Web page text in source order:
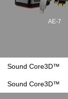
AE-7
Sound Core3D™
Sound Core3D™